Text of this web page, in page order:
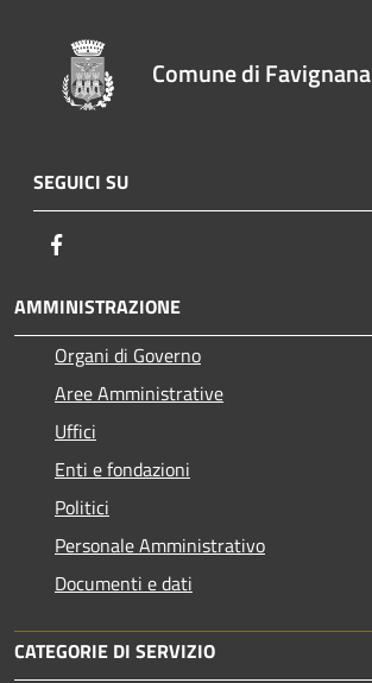
Comune di Favignana
SEGUICI SU
AMMINISTRAZIONE
Organi di Governo
Aree Amministrative
Uffici
Enti e fondazioni
Politici
Personale Amministrativo
Documenti e dati
CATEGORIE DI SERVIZIO